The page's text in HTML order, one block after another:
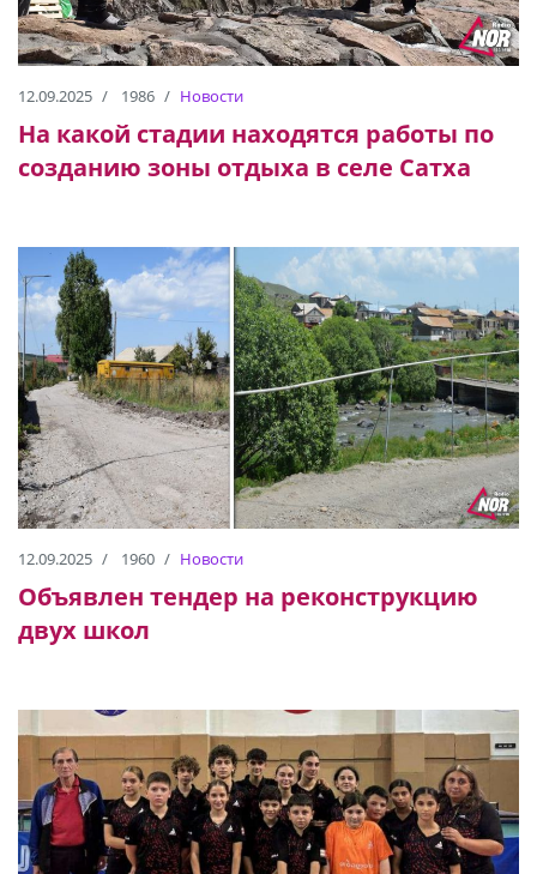
12.09.2025 1986 Новости
На какой стадии находятся работы по
созданию зоны отдыха в селе Сатха
12.09.2025 1960 Новости
Объявлен тендер на реконструкцию
двух школ